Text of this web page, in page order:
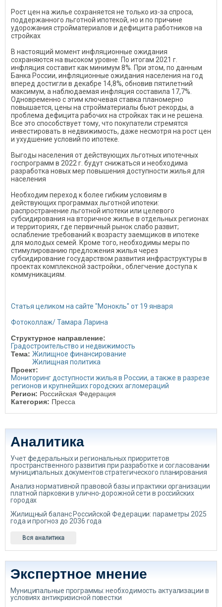
Рост цен на жилье сохраняется не только из-за спроса,
поддержанного льготной ипотекой, но и по причине
удорожания стройматериалов и дефицита работников на
стройках
В настоящий момент инфляционные ожидания
сохраняются на высоком уровне. По итогам 2021 г.
инфляция составит как минимум 8%. При этом, по данным
Банка России, инфляционные ожидания населения на год
вперед достигли в декабре 14,8%, обновив пятилетний
максимум, а наблюдаемая инфляция составила 17,7%.
Одновременно с этим ключевая ставка планомерно
повышается, цены на стройматериалы бьют рекорды, а
проблема дефицита рабочих на стройках так и не решена.
Все это способствует тому, что покупатели стремятся
инвестировать в недвижимость, даже несмотря на рост цен
и ухудшение условий по ипотеке.
Выгоды населения от действующих льготных ипотечных
госпрограмм в 2022 г. будут снижаться и необходима
разработка новых мер повышения доступности жилья для
населения
Необходим переход к более гибким условиям в
действующих программах льготной ипотеки:
распространение льготной ипотеки или целевого
субсидирования на вторичное жилье в отдельных регионах
и территориях, где первичный рынок слабо развит;
ослабление требований к возрасту заемщиков в ипотеке
для молодых семей. Кроме того, необходимы меры по
стимулированию предложения жилья через
субсидирование государством развития инфраструктуры в
проектах комплексной застройки., облегчение доступа к
коммуникациям.
Статья целиком на сайте "Монокль" от 19 января
Фотоколлаж/ Тамара Ларина
Структурное направление:
Градостроительство и недвижимость
Тема: Жилищное финансирование
Жилищная политика
Проект:
Мониторинг доступности жилья в России, а также в разрезе
регионов и крупнейших городских агломераций
Регион: Российская Федерация
Категория: Пресса
Аналитика
Учет федеральных и региональных приоритетов
пространственного развития при разработке и согласовании
муниципальных документов стратегического планирования
Анализ нормативной правовой базы и практики организации
платной парковки в улично-дорожной сети в российских
городах
Жилищный баланс Российской Федерации: параметры 2025
года и прогноз до 2036 года
Вся аналитика
Экспертное мнение
Муниципальные программы: необходимость актуализации в
условиях антикризисной повестки